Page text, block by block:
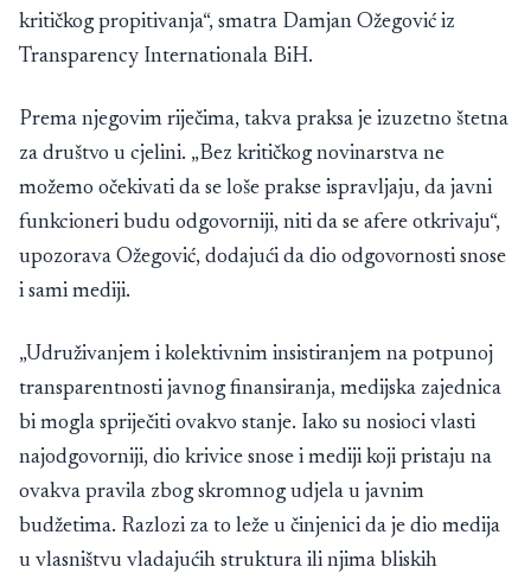
kritičkog propitivanja“, smatra Damjan Ožegović iz
Transparency Internationala BiH.
Prema njegovim riječima, takva praksa je izuzetno štetna
za društvo u cjelini. „Bez kritičkog novinarstva ne
možemo očekivati da se loše prakse ispravljaju, da javni
funkcioneri budu odgovorniji, niti da se afere otkrivaju“,
upozorava Ožegović, dodajući da dio odgovornosti snose
i sami mediji.
„Udruživanjem i kolektivnim insistiranjem na potpunoj
transparentnosti javnog finansiranja, medijska zajednica
bi mogla spriječiti ovakvo stanje. Iako su nosioci vlasti
najodgovorniji, dio krivice snose i mediji koji pristaju na
ovakva pravila zbog skromnog udjela u javnim
budžetima. Razlozi za to leže u činjenici da je dio medija
u vlasništvu vladajućih struktura ili njima bliskih